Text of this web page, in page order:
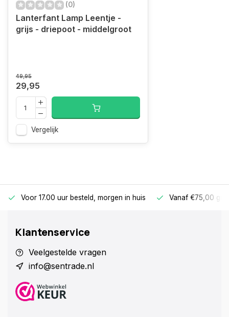
(0)
Lanterfant Lamp Leentje -
grijs - driepoot - middelgroot
49,95
29,95
Vergelijk
Voor 17.00 uur besteld, morgen in huis Vanaf €75,00
Klantenservice
Veelgestelde vragen
info@sentrade.nl